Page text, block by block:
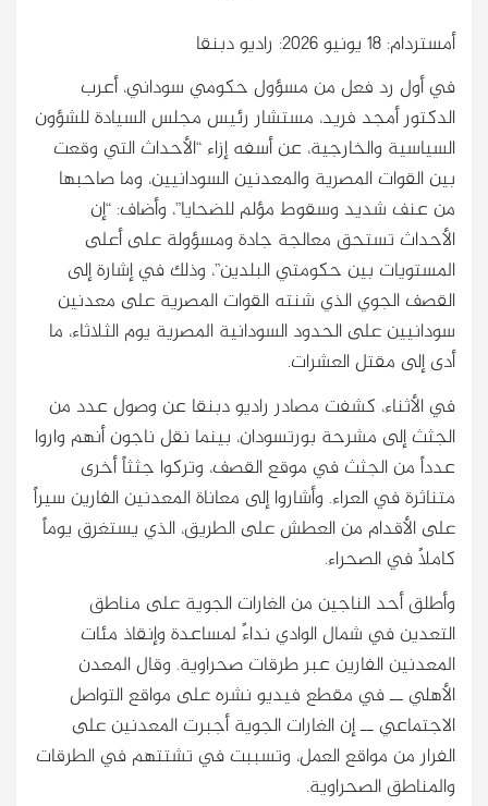
أمستردام: 18 يونيو 2026: راديو دبنقا
في أول رد فعل من مسؤول حكومي سوداني، أعرب
الدكتور أمجد فريد، مستشار رئيس مجلس السيادة للشؤون
السياسية والخارجية، عن أسفه إزاء “الأحداث التي وقعت
بين القوات المصرية والمعدنين السودانيين، وما صاحبها
من عنف شديد وسقوط مؤلم للضحايا”، وأضاف: “إن
الأحداث تستحق معالجة جادة ومسؤولة على أعلى
المستويات بين حكومتي البلدين”، وذلك في إشارة إلى
القصف الجوي الذي شنته القوات المصرية على معدنين
سودانيين على الحدود السودانية المصرية يوم الثلاثاء، ما
أدى إلى مقتل العشرات.
في الأثناء، كشفت مصادر راديو دبنقا عن وصول عدد من
الجثث إلى مشرحة بورتسودان، بينما نقل ناجون أنهم واروا
عدداً من الجثث في موقع القصف، وتركوا جثثاً أخرى
متناثرة في العراء. وأشاروا إلى معاناة المعدنين الفارين سيراً
على الأقدام من العطش على الطريق، الذي يستغرق يوماً
كاملاً في الصحراء.
وأطلق أحد الناجين من الغارات الجوية على مناطق
التعدين في شمال الوادي نداءً لمساعدة وإنقاذ مئات
المعدنين الفارين عبر طرقات صحراوية. وقال المعدن
الأهلي ــ في مقطع فيديو نشره على مواقع التواصل
الاجتماعي ــ إن الغارات الجوية أجبرت المعدنين على
الفرار من مواقع العمل، وتسببت في تشتتهم في الطرقات
والمناطق الصحراوية.